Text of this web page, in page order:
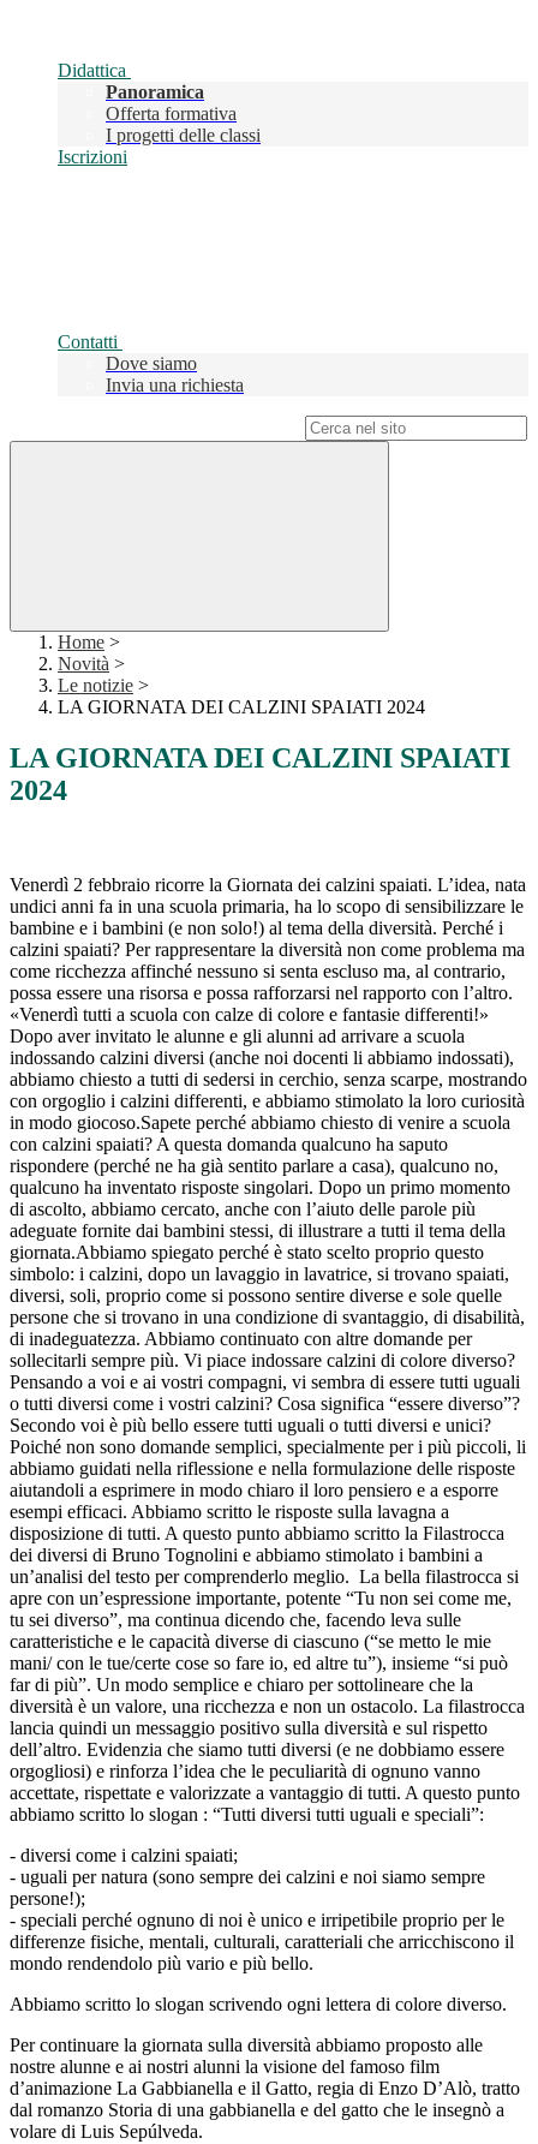
Didattica
Panoramica
Offerta formativa
I progetti delle classi
Iscrizioni
Contatti
Dove siamo
Invia una richiesta
Home >
Novità >
Le notizie >
LA GIORNATA DEI CALZINI SPAIATI 2024
LA GIORNATA DEI CALZINI SPAIATI
2024
Venerdì 2 febbraio ricorre la Giornata dei calzini spaiati. L’idea, nata
undici anni fa in una scuola primaria, ha lo scopo di sensibilizzare le
bambine e i bambini (e non solo!) al tema della diversità. Perché i
calzini spaiati? Per rappresentare la diversità non come problema ma
come ricchezza affinché nessuno si senta escluso ma, al contrario,
possa essere una risorsa e possa rafforzarsi nel rapporto con l’altro.
«Venerdì tutti a scuola con calze di colore e fantasie differenti!»
Dopo aver invitato le alunne e gli alunni ad arrivare a scuola
indossando calzini diversi (anche noi docenti li abbiamo indossati),
abbiamo chiesto a tutti di sedersi in cerchio, senza scarpe, mostrando
con orgoglio i calzini differenti, e abbiamo stimolato la loro curiosità
in modo giocoso.Sapete perché abbiamo chiesto di venire a scuola
con calzini spaiati? A questa domanda qualcuno ha saputo
rispondere (perché ne ha già sentito parlare a casa), qualcuno no,
qualcuno ha inventato risposte singolari. Dopo un primo momento
di ascolto, abbiamo cercato, anche con l’aiuto delle parole più
adeguate fornite dai bambini stessi, di illustrare a tutti il tema della
giornata.Abbiamo spiegato perché è stato scelto proprio questo
simbolo: i calzini, dopo un lavaggio in lavatrice, si trovano spaiati,
diversi, soli, proprio come si possono sentire diverse e sole quelle
persone che si trovano in una condizione di svantaggio, di disabilità,
di inadeguatezza. Abbiamo continuato con altre domande per
sollecitarli sempre più. Vi piace indossare calzini di colore diverso?
Pensando a voi e ai vostri compagni, vi sembra di essere tutti uguali
o tutti diversi come i vostri calzini? Cosa significa “essere diverso”?
Secondo voi è più bello essere tutti uguali o tutti diversi e unici?
Poiché non sono domande semplici, specialmente per i più piccoli, li
abbiamo guidati nella riflessione e nella formulazione delle risposte
aiutandoli a esprimere in modo chiaro il loro pensiero e a esporre
esempi efficaci. Abbiamo scritto le risposte sulla lavagna a
disposizione di tutti. A questo punto abbiamo scritto la Filastrocca
dei diversi di Bruno Tognolini e abbiamo stimolato i bambini a
un’analisi del testo per comprenderlo meglio. La bella filastrocca si
apre con un’espressione importante, potente “Tu non sei come me,
tu sei diverso”, ma continua dicendo che, facendo leva sulle
caratteristiche e le capacità diverse di ciascuno (“se metto le mie
mani/ con le tue/certe cose so fare io, ed altre tu”), insieme “si può
far di più”. Un modo semplice e chiaro per sottolineare che la
diversità è un valore, una ricchezza e non un ostacolo. La filastrocca
lancia quindi un messaggio positivo sulla diversità e sul rispetto
dell’altro. Evidenzia che siamo tutti diversi (e ne dobbiamo essere
orgogliosi) e rinforza l’idea che le peculiarità di ognuno vanno
accettate, rispettate e valorizzate a vantaggio di tutti. A questo punto
abbiamo scritto lo slogan : “Tutti diversi tutti uguali e speciali”:
- diversi come i calzini spaiati;
- uguali per natura (sono sempre dei calzini e noi siamo sempre
persone!);
- speciali perché ognuno di noi è unico e irripetibile proprio per le
differenze fisiche, mentali, culturali, caratteriali che arricchiscono il
mondo rendendolo più vario e più bello.
Abbiamo scritto lo slogan scrivendo ogni lettera di colore diverso.
Per continuare la giornata sulla diversità abbiamo proposto alle
nostre alunne e ai nostri alunni la visione del famoso film
d’animazione La Gabbianella e il Gatto, regia di Enzo D’Alò, tratto
dal romanzo Storia di una gabbianella e del gatto che le insegnò a
volare di Luis Sepúlveda.